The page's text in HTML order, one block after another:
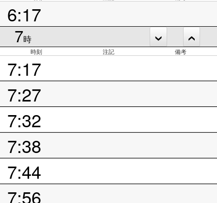
6:17
7時
時刻 注記 備考
7:17
7:27
7:32
7:38
7:44
7:56